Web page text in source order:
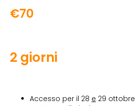
€70
2 giorni
Accesso per il 28 e 29 ottobre